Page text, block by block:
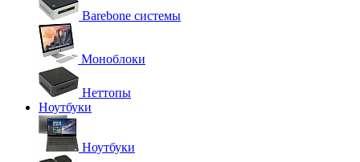
Barebone системы
Моноблоки
Неттопы
Ноутбуки
Ноутбуки